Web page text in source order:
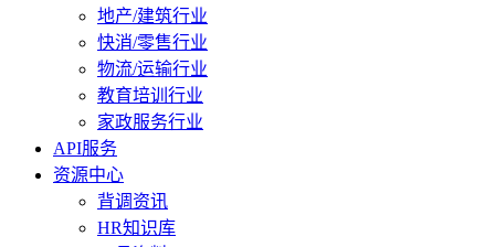
地产/建筑行业
快消/零售行业
物流/运输行业
教育培训行业
家政服务行业
API服务
资源中心
背调资讯
HR知识库